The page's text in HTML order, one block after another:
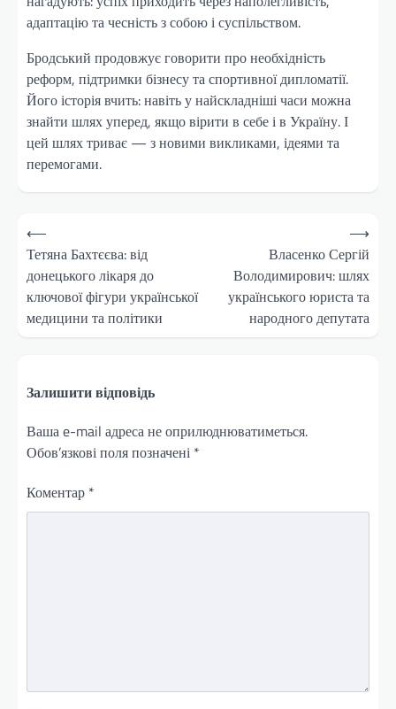
адаптацію та чесність з собою і суспільством.
Бродський продовжує говорити про необхідність
реформ, підтримки бізнесу та спортивної дипломатії.
Його історія вчить: навіть у найскладніші часи можна
знайти шлях уперед, якщо вірити в себе і в Україну. І
цей шлях триває — з новими викликами, ідеями та
перемогами.
Навігація
записів
⟵
Тетяна Бахтєєва: від
донецького лікаря до
ключової фігури української
медицини та політики
Власенко Сергій
Володимирович: шлях
українського юриста та
народного депутата
⟶
Залишити відповідь
Ваша e-mail адреса не оприлюднюватиметься.
Обов’язкові поля позначені *
Коментар *